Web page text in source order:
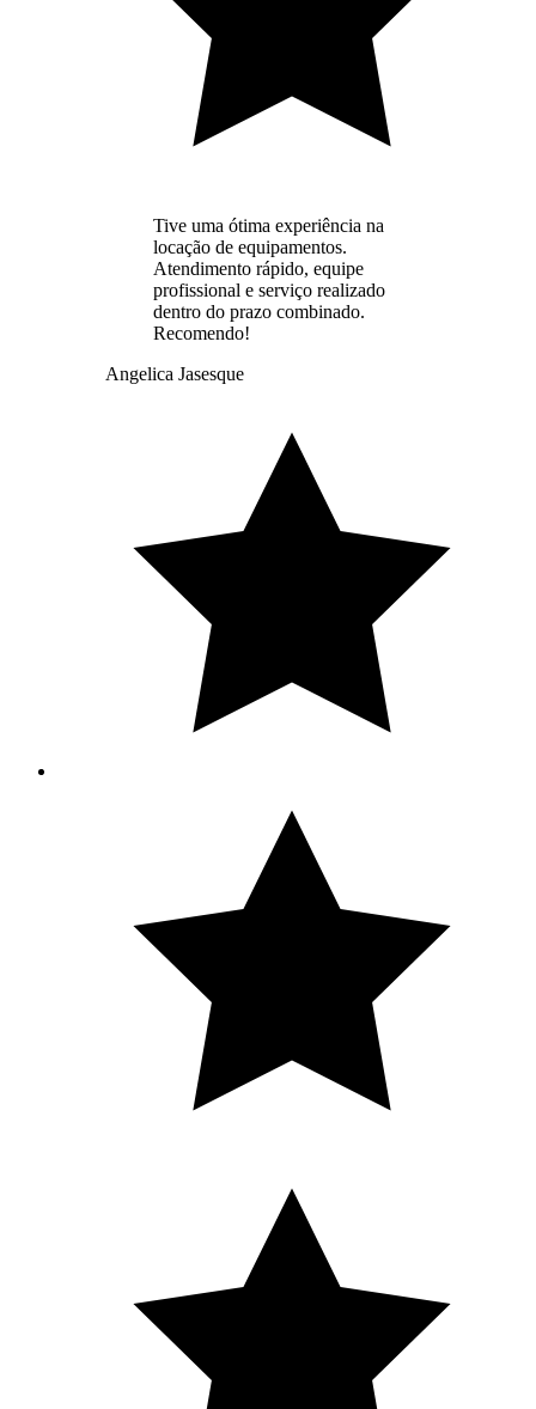
Tive uma ótima experiência na
locação de equipamentos.
Atendimento rápido, equipe
profissional e serviço realizado
dentro do prazo combinado.
Recomendo!
Angelica Jasesque